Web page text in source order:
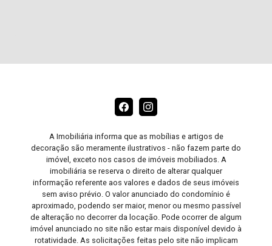
A Imobiliária informa que as mobílias e artigos de
decoração são meramente ilustrativos - não fazem parte do
imóvel, exceto nos casos de imóveis mobiliados. A
imobiliária se reserva o direito de alterar qualquer
informação referente aos valores e dados de seus imóveis
sem aviso prévio. O valor anunciado do condomínio é
aproximado, podendo ser maior, menor ou mesmo passível
de alteração no decorrer da locação. Pode ocorrer de algum
imóvel anunciado no site não estar mais disponível devido à
rotatividade. As solicitações feitas pelo site não implicam